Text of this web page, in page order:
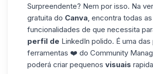
Surpreendente? Nem por isso. Na
gratuita do Canva, encontra todas as
funcionalidades de que necessita
perfil de LinkedIn polido. É uma das
ferramentas ❤️ do Community
poderá criar pequenos visuais